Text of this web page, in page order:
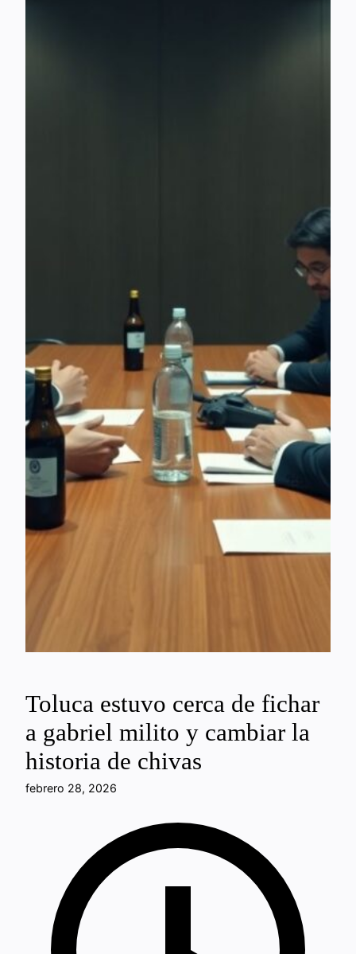
Toluca estuvo cerca de fichar
a gabriel milito y cambiar la
historia de chivas
febrero 28, 2026